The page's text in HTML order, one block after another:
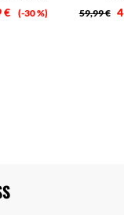
€ -30 %
59,99 €